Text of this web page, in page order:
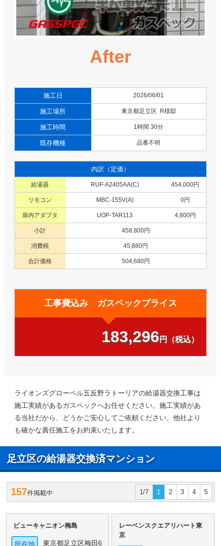
After
施工日 2026/06/01
施工場所 東京都足立区 R様邸
施工時間 1時間 30分
既存機種 品番不明
内訳（定価）
給湯器 RUF-A2405AA(C) 454,000円
リモコン MBC-155V(A) 0円
扉内アダプタ UOP-TAR113 4,800円
小計 458,800円
消費税 45,880円
合計価格 504,680円
工事費込み ガスペックプライス
183,296円（税込）
ライオンズグローベル五反野ラトーリアの給湯器交換工事は
施工実績があるガスペックへお任せください。施工実績があ
る当社だから、どうかご安心してご依頼ください。他社より
も確かな責任施工をお約束いたします。
足立区の給湯器交換済マンション
157件掲載中 1/7 1 2 3 4 5
ビューキャニオン梅島
所在地 東京都足立区梅田6
レーベンスクエアリハート東
京